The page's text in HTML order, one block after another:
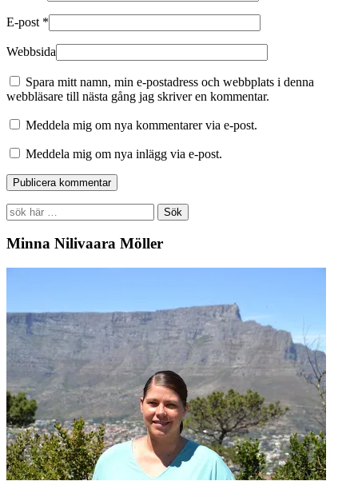
E-post *
Webbsida
Spara mitt namn, min e-postadress och webbplats i denna
webbläsare till nästa gång jag skriver en kommentar.
Meddela mig om nya kommentarer via e-post.
Meddela mig om nya inlägg via e-post.
Search
for:
Minna Nilivaara Möller